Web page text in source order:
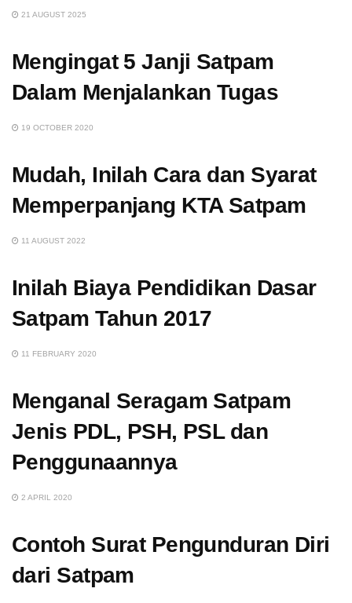
21 AUGUST 2025
Mengingat 5 Janji Satpam
Dalam Menjalankan Tugas
19 OCTOBER 2020
Mudah, Inilah Cara dan Syarat
Memperpanjang KTA Satpam
11 AUGUST 2022
Inilah Biaya Pendidikan Dasar
Satpam Tahun 2017
11 FEBRUARY 2020
Menganal Seragam Satpam
Jenis PDL, PSH, PSL dan
Penggunaannya
2 APRIL 2020
Contoh Surat Pengunduran Diri
dari Satpam